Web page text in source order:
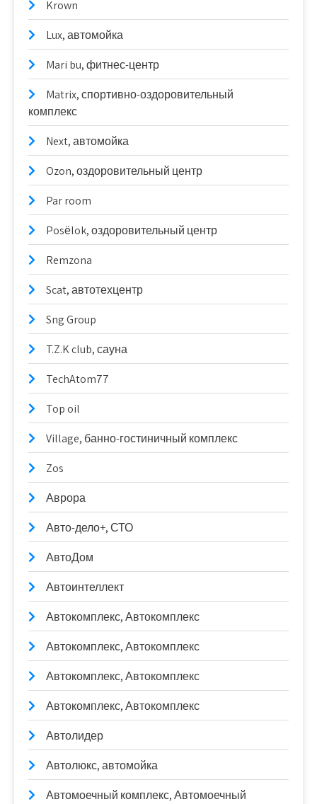
Krown
Lux, автомойка
Mari bu, фитнес-центр
Matrix, спортивно-оздоровительный
комплекс
Next, автомойка
Ozon, оздоровительный центр
Par room
Posёlok, оздоровительный центр
Remzona
Scat, автотехцентр
Sng Group
T.Z.K club, сауна
TechAtom77
Top oil
Village, банно-гостиничный комплекс
Zos
Аврора
Авто-дело+, СТО
АвтоДом
Автоинтеллект
Автокомплекс, Автокомплекс
Автокомплекс, Автокомплекс
Автокомплекс, Автокомплекс
Автокомплекс, Автокомплекс
Автолидер
Автолюкс, автомойка
Автомоечный комплекс, Автомоечный